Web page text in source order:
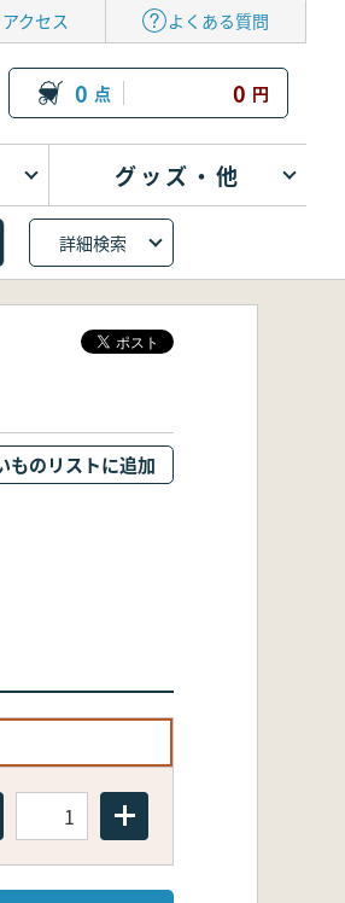
クセス よくある質問
0 点 0 円
グッズ・他
詳細検索
ものリストに追加